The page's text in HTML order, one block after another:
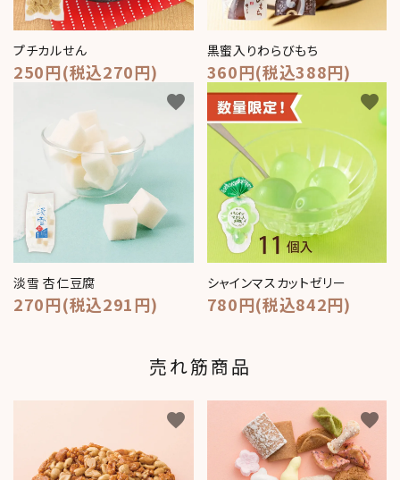
プチカルせん
250円(税込270円)
黒蜜入りわらびもち
360円(税込388円)
淡雪 杏仁豆腐
270円(税込291円)
favorite
シャインマスカットゼリー
780円(税込842円)
favorite
売れ筋商品
favorite favorite